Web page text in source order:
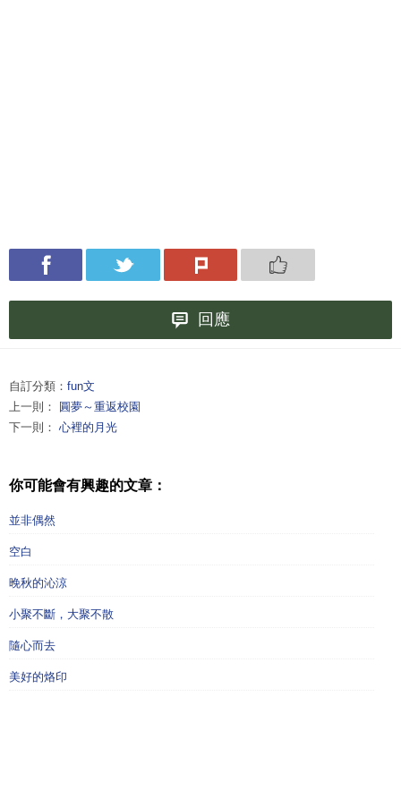
回應
自訂分類： fun文
上一則： 圓夢～重返校園
下一則： 心裡的月光
你可能會有興趣的文章：
並非偶然
空白
晚秋的沁涼
小聚不斷，大聚不散
隨心而去
美好的烙印